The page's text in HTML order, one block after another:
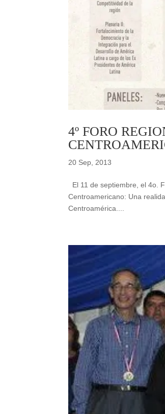
4º FORO
20 Sep, 2013
El 11 de septiembre, el 4o.
Centroamericano: Una
Centroamérica....